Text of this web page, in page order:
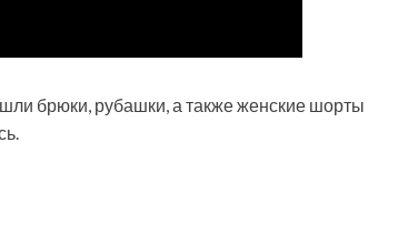
брюки, рубашки, а также женские шорты